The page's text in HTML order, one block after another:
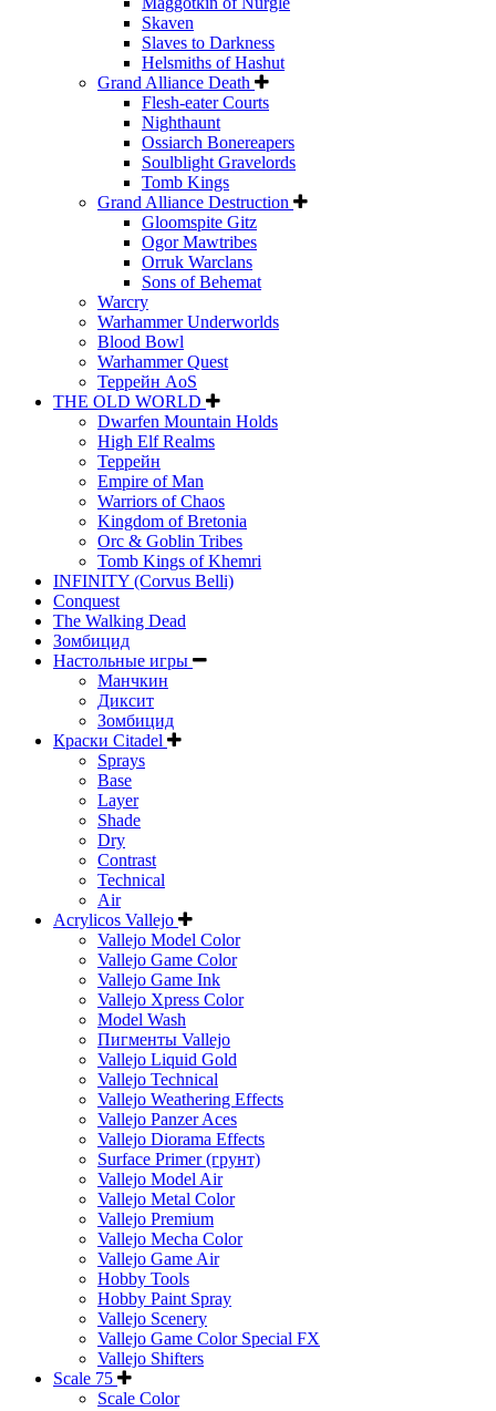
Skaven
Slaves to Darkness
Helsmiths of Hashut
Grand Alliance Death
Flesh-eater Courts
Nighthaunt
Ossiarch Bonereapers
Soulblight Gravelords
Tomb Kings
Grand Alliance Destruction
Gloomspite Gitz
Ogor Mawtribes
Orruk Warclans
Sons of Behemat
Warcry
Warhammer Underworlds
Blood Bowl
Warhammer Quest
Террейн AoS
THE OLD WORLD
Dwarfen Mountain Holds
High Elf Realms
Террейн
Empire of Man
Warriors of Chaos
Kingdom of Bretonia
Orc & Goblin Tribes
Tomb Kings of Khemri
INFINITY (Corvus Belli)
Conquest
The Walking Dead
Зомбицид
Настольные игры
Манчкин
Диксит
Зомбицид
Краски Citadel
Sprays
Base
Layer
Shade
Dry
Contrast
Technical
Air
Acrylicos Vallejo
Vallejo Model Color
Vallejo Game Color
Vallejo Game Ink
Vallejo Xpress Color
Model Wash
Пигменты Vallejo
Vallejo Liquid Gold
Vallejo Technical
Vallejo Weathering Effects
Vallejo Panzer Aces
Vallejo Diorama Effects
Surface Primer (грунт)
Vallejo Model Air
Vallejo Metal Color
Vallejo Premium
Vallejo Mecha Color
Vallejo Game Air
Hobby Tools
Hobby Paint Spray
Vallejo Scenery
Vallejo Game Color Special FX
Vallejo Shifters
Scale 75
Scale Color